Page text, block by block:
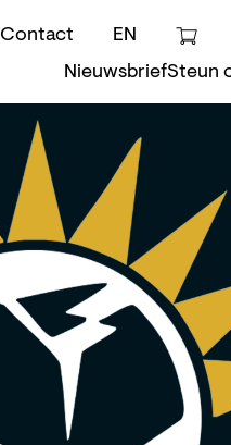
Contact EN
NieuwsbriefSteun